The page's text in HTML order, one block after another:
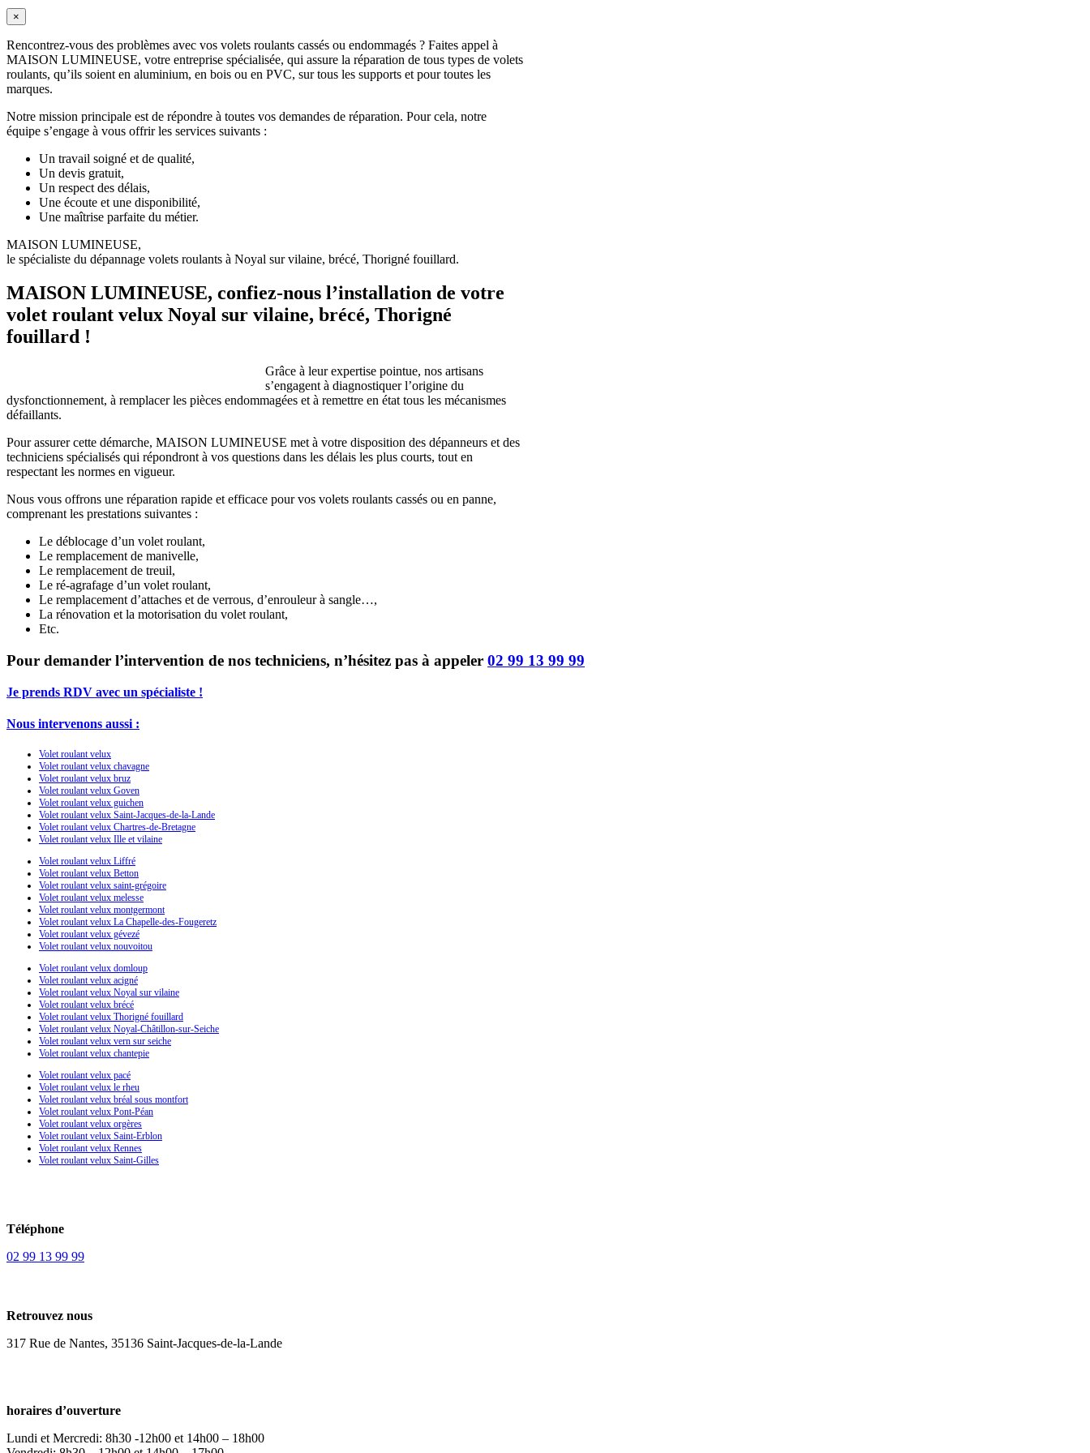
×
Rencontrez-vous des problèmes avec vos volets roulants cassés ou endommagés ? Faites appel à
MAISON LUMINEUSE, votre entreprise spécialisée, qui assure la réparation de tous types de volets
roulants, qu’ils soient en aluminium, en bois ou en PVC, sur tous les supports et pour toutes les
marques.
Notre mission principale est de répondre à toutes vos demandes de réparation. Pour cela, notre
équipe s’engage à vous offrir les services suivants :
Un travail soigné et de qualité,
Un devis gratuit,
Un respect des délais,
Une écoute et une disponibilité,
Une maîtrise parfaite du métier.
MAISON LUMINEUSE,
le spécialiste du dépannage volets roulants à Noyal sur vilaine, brécé, Thorigné fouillard.
MAISON LUMINEUSE, confiez-nous l’installation de votre
volet roulant velux Noyal sur vilaine, brécé, Thorigné
fouillard !
Grâce à leur expertise pointue, nos artisans
s’engagent à diagnostiquer l’origine du
dysfonctionnement, à remplacer les pièces endommagées et à remettre en état tous les mécanismes
défaillants.
Pour assurer cette démarche, MAISON LUMINEUSE met à votre disposition des dépanneurs et des
techniciens spécialisés qui répondront à vos questions dans les délais les plus courts, tout en
respectant les normes en vigueur.
Nous vous offrons une réparation rapide et efficace pour vos volets roulants cassés ou en panne,
comprenant les prestations suivantes :
Le déblocage d’un volet roulant,
Le remplacement de manivelle,
Le remplacement de treuil,
Le ré-agrafage d’un volet roulant,
Le remplacement d’attaches et de verrous, d’enrouleur à sangle…,
La rénovation et la motorisation du volet roulant,
Etc.
Pour demander l’intervention de nos techniciens, n’hésitez pas à appeler 02 99 13 99 99
Je prends RDV avec un spécialiste !
Nous intervenons aussi :
Volet roulant velux
Volet roulant velux chavagne
Volet roulant velux bruz
Volet roulant velux Goven
Volet roulant velux guichen
Volet roulant velux Saint-Jacques-de-la-Lande
Volet roulant velux Chartres-de-Bretagne
Volet roulant velux Ille et vilaine
Volet roulant velux Liffré
Volet roulant velux Betton
Volet roulant velux saint-grégoire
Volet roulant velux melesse
Volet roulant velux montgermont
Volet roulant velux La Chapelle-des-Fougeretz
Volet roulant velux gévezé
Volet roulant velux nouvoitou
Volet roulant velux domloup
Volet roulant velux acigné
Volet roulant velux Noyal sur vilaine
Volet roulant velux brécé
Volet roulant velux Thorigné fouillard
Volet roulant velux Noyal-Châtillon-sur-Seiche
Volet roulant velux vern sur seiche
Volet roulant velux chantepie
Volet roulant velux pacé
Volet roulant velux le rheu
Volet roulant velux bréal sous montfort
Volet roulant velux Pont-Péan
Volet roulant velux orgères
Volet roulant velux Saint-Erblon
Volet roulant velux Rennes
Volet roulant velux Saint-Gilles
Téléphone
02 99 13 99 99
Retrouvez nous
317 Rue de Nantes, 35136 Saint-Jacques-de-la-Lande
horaires d’ouverture
Lundi et Mercredi: 8h30 -12h00 et 14h00 – 18h00